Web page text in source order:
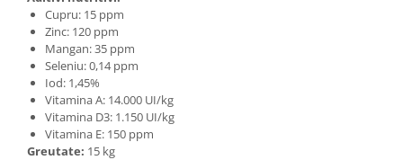
Cupru: 15 ppm
Zinc: 120 ppm
Mangan: 35 ppm
Seleniu: 0,14 ppm
Iod: 1,45%
Vitamina A: 14.000 UI/kg
Vitamina D3: 1.150 UI/kg
Vitamina E: 150 ppm
Greutate: 15 kg